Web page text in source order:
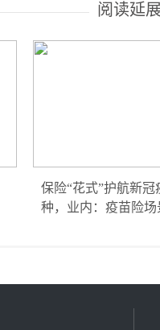
阅读延
保险“花式”护航新冠
种，业内：疫苗险场